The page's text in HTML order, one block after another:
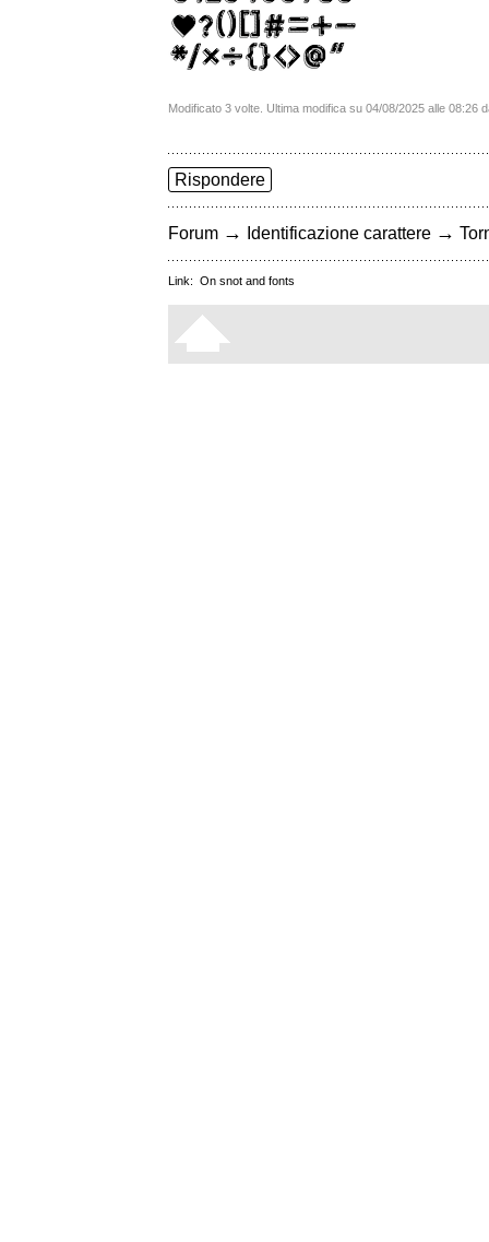
Modificato 3 volte. Ultima modifica su 04/08/2025 alle 08:26
Rispondere
Forum → Identificazione carattere →
Link: On snot and fonts